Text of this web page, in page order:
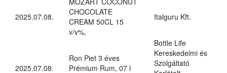
2025.07.08.
CHOCOLATE
CREAM 50CL 15
v/v%,
Italguru Kft.
2025.07.08.
Ron Piet 3 éves
Prémium Rum, 07 l
Bottle Life
Kereskedelmi és
Szolgáltató